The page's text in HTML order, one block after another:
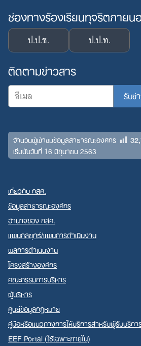
ช่องทางร้องเรียนทุจริตภายน
ป.ป.ช. ป.ป.ท.
ติดตามข่าวสาร
จำนวนผู้เข้าชมข้อมูลสาธารณะองค์กร
เริ่มนับวันที่ 16 มิถุนายน 2563
เกี่ยวกับ กสศ.
ข้อมูลสาธารณะองค์กร
อำนาจของ กสศ.
แผนกลยุทธ์/แผนการดำเนินงาน
ผลการดำเนินงาน
โครงสร้างองค์กร
คณะกรรมการบริหาร
ผู้บริหาร
ศูนย์ข้อมูลกฎหมาย
คู่มือหรือแนวทางการให้บริการสำหรับผู้รับบริก
EEF Portal (ใช้เฉพาะภายใน)